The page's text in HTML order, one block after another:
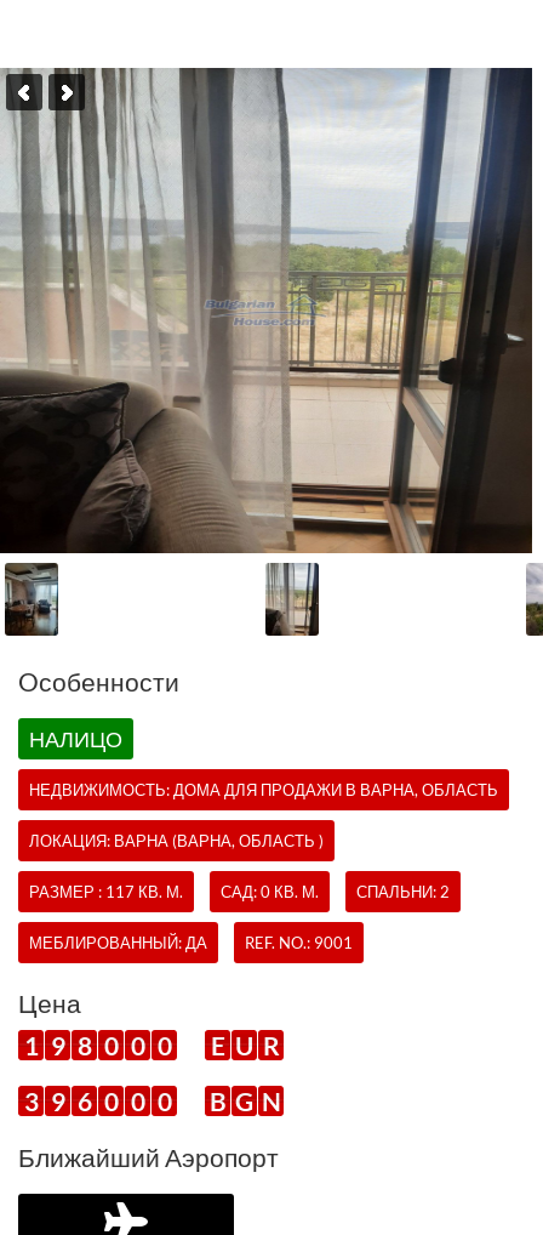
Oсобенности
НАЛИЦО
НЕДВИЖИМОСТЬ: ДОМА ДЛЯ ПРОДАЖИ В ВАРНА, ОБЛАСТЬ
ЛОКАЦИЯ: ВАРНА (ВАРНА, ОБЛАСТЬ )
РАЗМЕР : 117 КВ. М. САД: 0 КВ. М. СПАЛЬНИ: 2
МЕБЛИРОВАННЫЙ: ДА REF. NO.: 9001
Цена
1 9 8 0 0 0 E U R
3 9 6 0 0 0 B G N
Ближайший Аэропорт